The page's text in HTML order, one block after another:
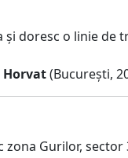
și doresc o linie de
Horvat(București,
zona Gurilor, sector